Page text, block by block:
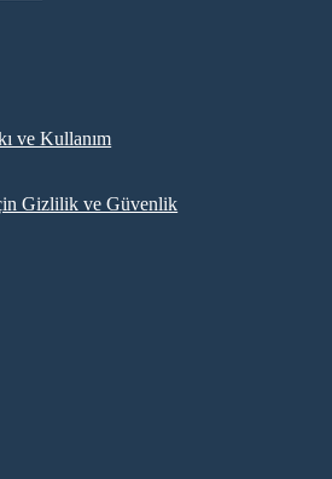
ve Kullanım
Gizlilik ve Güvenlik